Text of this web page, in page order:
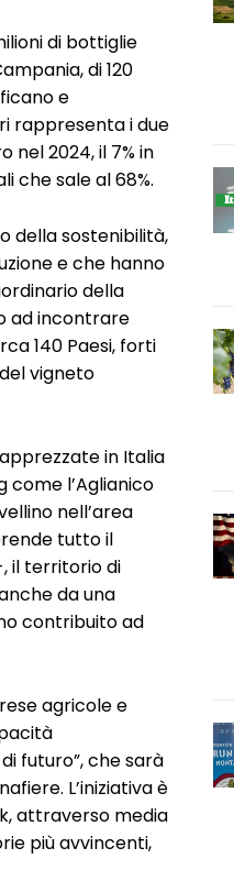
di bottiglie
di 120
e
rappresenta i due
nel 2024, il 7% in
che sale al 68%.
della sostenibilità,
e che hanno
della
ad incontrare
140 Paesi, forti
vigneto
in Italia
come l’Aglianico
nell’area
tutto il
il territorio di
da una
contribuito ad
agricole e
futuro”, che sarà
L’iniziativa è
attraverso media
più avvincenti,